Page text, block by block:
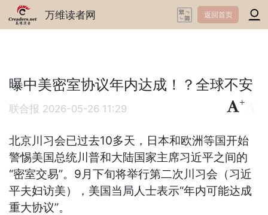
万维读者网 返回首页
曝中美密室协议年内达成！？全球不安
联合报 2026-05-26 11:29
+
北京川习会已过去10多天，日本和欧洲等国开始
警惕美国总统川普和大陆国家主席习近平之间的
“密室交易”。9月下旬将举行第二次川习会（习近
平夫妇访美），美国当局人士表示“年内可能达成
重大协议”。